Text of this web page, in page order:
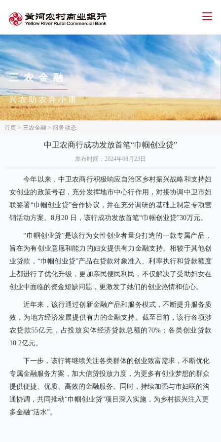
智能客服 人才招聘 招标信息 下载中心
首页
个人金融
公司金融
网络金融
关于我们
三农金融
兴农助农奔小康
首页> 三农金融 > 服务动态
中卫农商行成功发放首笔“巾帼创业贷”
发布时间 ：2024年08月23日
今年以来，中卫农商行积极响应自治区乡村振兴战略和支持妇
女创业的政策号召，充分发挥地市中心行作用，对接协调中卫市妇
联签署“巾帼创业贷”合作协议，并在充分调研的基础上制定专项营
销活动方案。8月20 日，该行成功发放首笔“巾帼创业贷”30万元。
“巾帼创业贷”是该行为女性创业者量身打造的一款专属产品，‌
旨在为有创业意愿和能力的妇女提供有力金融支持。相较于其他创
业贷款，“巾帼创业贷”产品在贷款对象准入、利率执行和贷款额度
上都进行了优化升级，更加亲民便民利民，‌不仅解决了受助妇女在
创业中面临的资金短缺问题，‌更激发了她们的创业热情和信心。
近年来，‌该行通过创新金融产品和服务模式，‌不断提升服务质
效，‌为地方经济发展提供有力的金融支持。截至目前，该行各项涉
农贷款55亿元，占投放实体经济贷款总额的70%；各类创业贷款
10.2亿元。
下一步，该行‌将继续关注各类群体的创业致富需求，‌不断优化
专属金融服务方案，‌加大信贷投放力度，‌为更多有创业梦想的群众
提供便捷、优质、‌高效的金融服务。‌同时，持续加强与市妇联的沟
通协调，‌共同推动“巾帼创业贷”项目深入实施，‌为乡村振兴注入更
多金融“活水”。